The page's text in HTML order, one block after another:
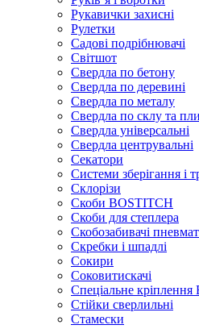
Рукавички захисні
Рулетки
Садові подрібнювачі
Світшот
Свердла по бетону
Свердла по деревині
Свердла по металу
Свердла по склу та
Свердла універсальні
Свердла центрувальні
Секатори
Системи зберігання і
Склорізи
Скоби BOSTITCH
Скоби для степлера
Скобозабивачі
Скребки і шпадлі
Сокири
Соковитискачі
Спеціальне
Стійки сверлильні
Стамески